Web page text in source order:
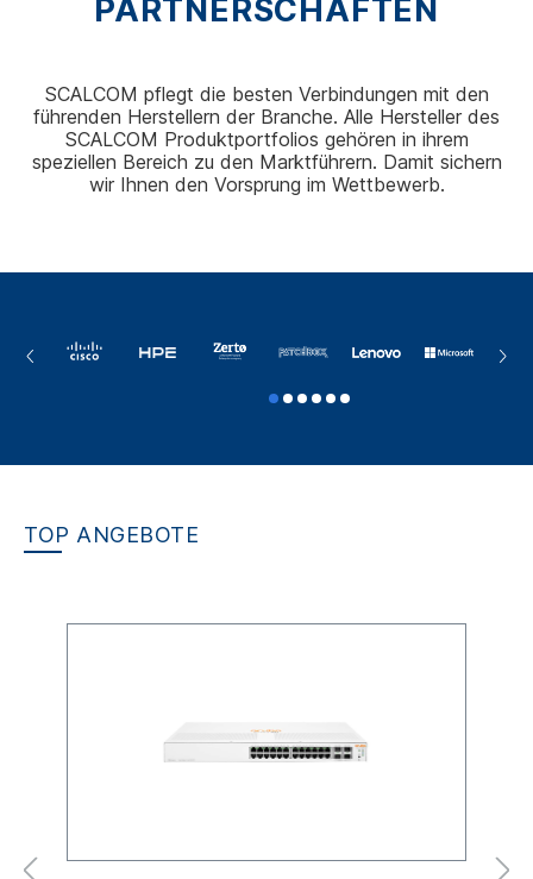
PARTNERSCHAFTEN
SCALCOM pflegt die besten Verbindungen mit den
führenden Herstellern der Branche. Alle Hersteller des
SCALCOM Produktportfolios gehören in ihrem
speziellen Bereich zu den Marktführern. Damit sichern
wir Ihnen den Vorsprung im Wettbewerb.
TOP ANGEBOTE